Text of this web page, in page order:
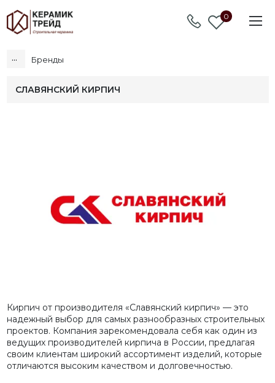
0
... Бренды
СЛАВЯНСКИЙ КИРПИЧ
Кирпич от производителя «Славянский кирпич» — это
надежный выбор для самых разнообразных строительных
проектов. Компания зарекомендовала себя как один из
ведущих производителей кирпича в России, предлагая
своим клиентам широкий ассортимент изделий, которые
отличаются высоким качеством и долговечностью.